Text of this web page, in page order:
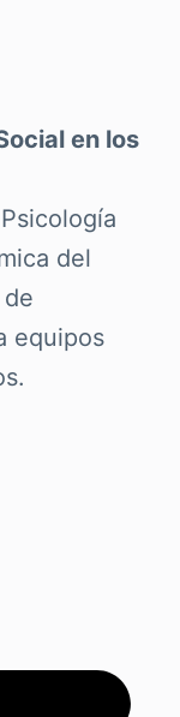
en los
del
equipos